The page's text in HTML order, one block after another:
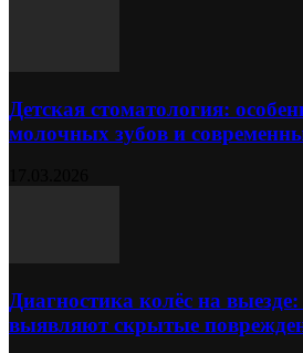
Детская стоматология:
молочных зубов и
Диагностика колёс на
выявляют скрытые